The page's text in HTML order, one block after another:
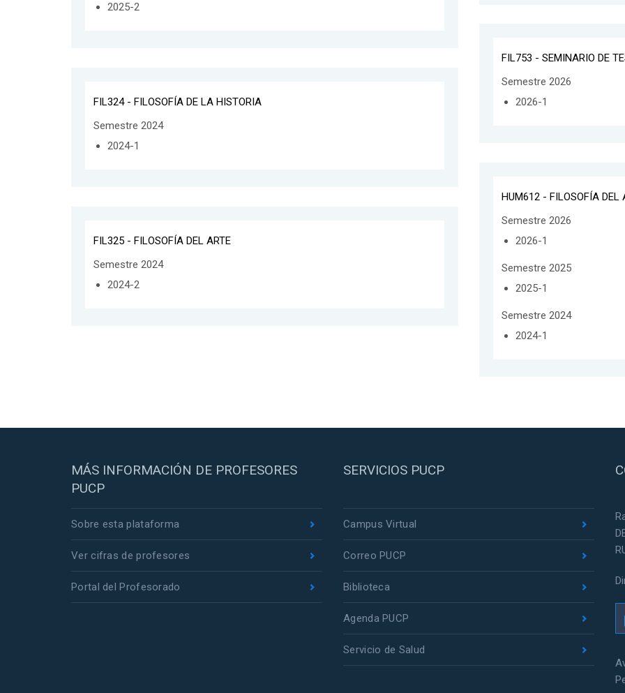
2025-2
FIL324 - FILOSOFÍA DE LA HISTORIA
Semestre 2024
2024-1
FIL325 - FILOSOFÍA DEL ARTE
Semestre 2024
2024-2
FIL753 - SEMINARIO DE
Semestre 2026
2026-1
HUM612 - FILOSOFÍA DEL
Semestre 2026
2026-1
Semestre 2025
2025-1
Semestre 2024
2024-1
MÁS INFORMACIÓN DE PROFESORES
PUCP
Sobre esta plataforma
Ver cifras de profesores
Portal del Profesorado
SERVICIOS PUCP
Campus Virtual
Correo PUCP
Biblioteca
Agenda PUCP
Servicio de Salud